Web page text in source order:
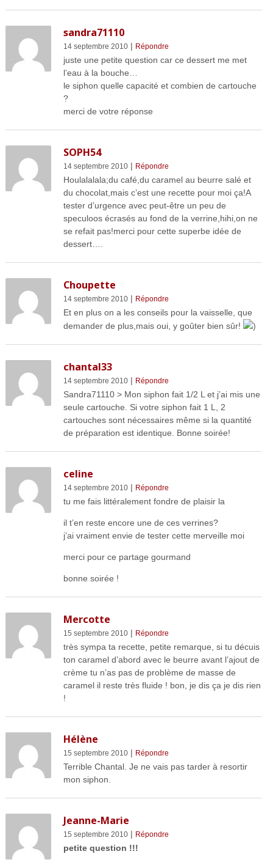
sandra71110
14 septembre 2010| Répondre
juste une petite question car ce dessert me met
l’eau à la bouche…
le siphon quelle capacité et combien de cartouche
?
merci de votre réponse
SOPH54
14 septembre 2010| Répondre
Houlalalala;du café,du caramel au beurre salé et
du chocolat,mais c’est une recette pour moi ça!A
tester d’urgence avec peut-être un peu de
speculoos écrasés au fond de la verrine,hihi,on ne
se refait pas!merci pour cette superbe idée de
dessert….
Choupette
14 septembre 2010| Répondre
Et en plus on a les conseils pour la vaisselle, que
demander de plus,mais oui, y goûter bien sûr!
)
chantal33
14 septembre 2010| Répondre
Sandra71110 > Mon siphon fait 1/2 L et j’ai mis une
seule cartouche. Si votre siphon fait 1 L, 2
cartouches sont nécessaires même si la quantité
de préparation est identique. Bonne soirée!
celine
14 septembre 2010| Répondre
tu me fais littéralement fondre de plaisir la
il t’en reste encore une de ces verrines?
j’ai vraiment envie de tester cette merveille moi
merci pour ce partage gourmand
bonne soirée !
Mercotte
15 septembre 2010| Répondre
très sympa ta recette, petite remarque, si tu décuis
ton caramel d’abord avec le beurre avant l’ajout de
crème tu n’as pas de problème de masse de
caramel il reste très fluide ! bon, je dis ça je dis rien
!
Hélène
15 septembre 2010| Répondre
Terrible Chantal. Je ne vais pas tarder à resortir
mon siphon.
Jeanne-Marie
15 septembre 2010| Répondre
petite question !!!